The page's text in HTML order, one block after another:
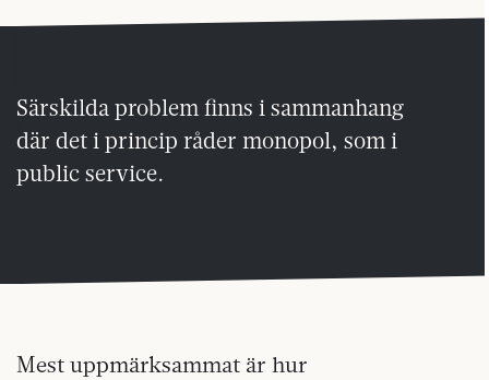
Särskilda problem finns i sammanhang
där det i princip råder monopol, som i
public service.
Mest uppmärksammat är hur